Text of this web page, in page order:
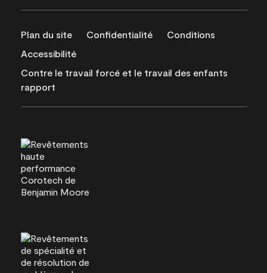
Plan du site Confidentialité
Conditions
Accessibilité
Contre le travail forcé et le travail des enfants
rapport